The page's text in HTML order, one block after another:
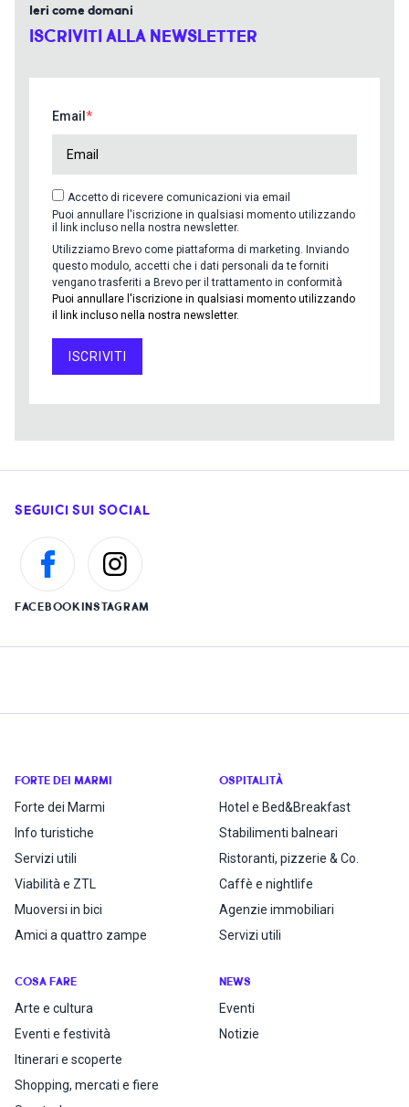
Ieri come domani
ISCRIVITI ALLA NEWSLETTER
Email
Accetto di ricevere comunicazioni via email
Puoi annullare l'iscrizione in qualsiasi momento utilizzando
il link incluso nella nostra newsletter.
Utilizziamo Brevo come piattaforma di marketing. Inviando
questo modulo, accetti che i dati personali da te forniti
vengano trasferiti a Brevo per il trattamento in conformità
Puoi annullare l'iscrizione in qualsiasi momento utilizzando
il link incluso nella nostra newsletter.
ISCRIVITI
SEGUICI SUI SOCIAL
FACEBOOKINSTAGRAM
FORTE DEI MARMI
Forte dei Marmi
Info turistiche
Servizi utili
Viabilità e ZTL
Muoversi in bici
Amici a quattro zampe
OSPITALITÀ
Hotel e Bed&Breakfast
Stabilimenti balneari
Ristoranti, pizzerie & Co.
Caffè e nightlife
Agenzie immobiliari
Servizi utili
COSA FARE
Arte e cultura
Eventi e festività
Itinerari e scoperte
Shopping, mercati e fiere
NEWS
Eventi
Notizie